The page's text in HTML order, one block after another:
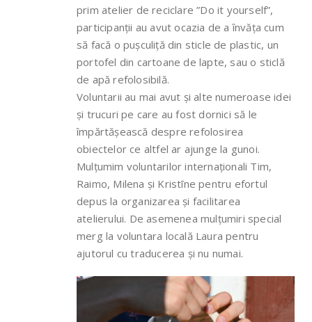
prim atelier de reciclare ”Do it yourself”,
participanții au avut ocazia de a învăța cum
să facă o pușculiță din sticle de plastic, un
portofel din cartoane de lapte, sau o sticlă
de apă refolosibilă.
Voluntarii au mai avut și alte numeroase idei
și trucuri pe care au fost dornici să le
împărtășească despre refolosirea
obiectelor ce altfel ar ajunge la gunoi.
Mulțumim voluntarilor internaționali Tim,
Raimo, Milena și Kristīne pentru efortul
depus la organizarea și facilitarea
atelierului. De asemenea mulțumiri special
merg la voluntara locală Laura pentru
ajutorul cu traducerea și nu numai.